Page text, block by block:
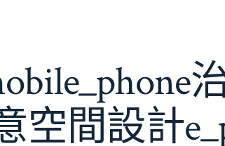
空間設計